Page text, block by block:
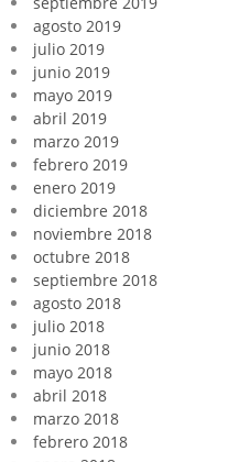
agosto 2019
julio 2019
junio 2019
mayo 2019
abril 2019
marzo 2019
febrero 2019
enero 2019
diciembre 2018
noviembre 2018
octubre 2018
septiembre 2018
agosto 2018
julio 2018
junio 2018
mayo 2018
abril 2018
marzo 2018
febrero 2018